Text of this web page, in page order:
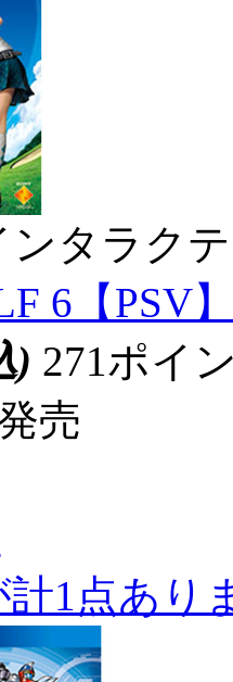
ンタラク
6【PSV
) 271ポイ
売
計1点あり